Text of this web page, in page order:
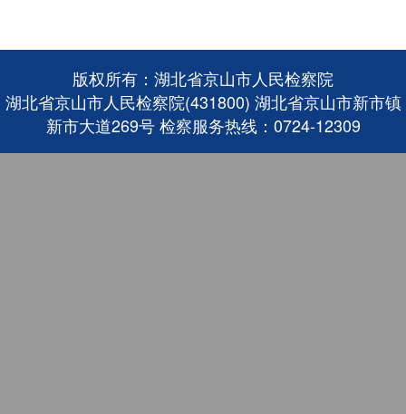
版权所有：湖北省京山市人民检察院
湖北省京山市人民检察院(431800) 湖北省京山市新市镇
新市大道269号 检察服务热线：0724-12309